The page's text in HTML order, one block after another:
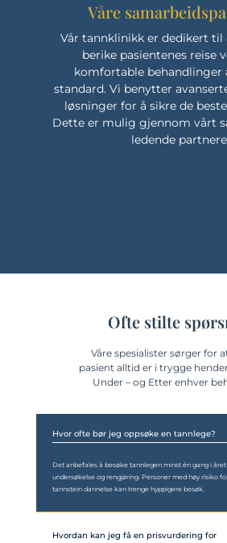
Våre
Vår tannklinikk er dedikert til
berike pasientenes reise
komfortable behandlinger
standard. Vi benytter
løsninger for å sikre de
Dette er mulig gjennom vårt
ledende
Ofte stilte
Våre spesialister sørger for
pasient alltid er i trygge
Under – og Etter enhver
Hvor ofte bør jeg oppsøke en tannlege?
Det anbefales å besøke tannlegen minst én gang i
undersøkelse og rengjøring. Personer med høy risiko
tannstein dannelse kan trenge hyppigere besøk.
Hvordan kan jeg få en prisvurdering for